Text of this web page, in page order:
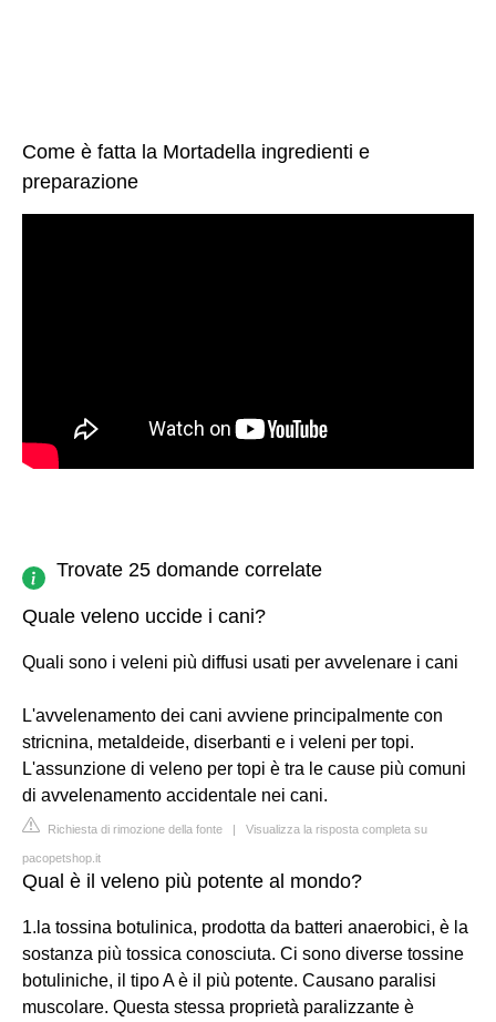
Come è fatta la Mortadella ingredienti e
preparazione
Trovate 25 domande correlate
Quale veleno uccide i cani?
Quali sono i veleni più diffusi usati per avvelenare i cani
L'avvelenamento dei cani avviene principalmente con
stricnina, metaldeide, diserbanti e i veleni per topi.
L'assunzione di veleno per topi è tra le cause più comuni
di avvelenamento accidentale nei cani.
Richiesta di rimozione della fonte | Visualizza la risposta completa su
pacopetshop.it
Qual è il veleno più potente al mondo?
1.la tossina botulinica, prodotta da batteri anaerobici, è la
sostanza più tossica conosciuta. Ci sono diverse tossine
botuliniche, il tipo A è il più potente. Causano paralisi
muscolare. Questa stessa proprietà paralizzante è